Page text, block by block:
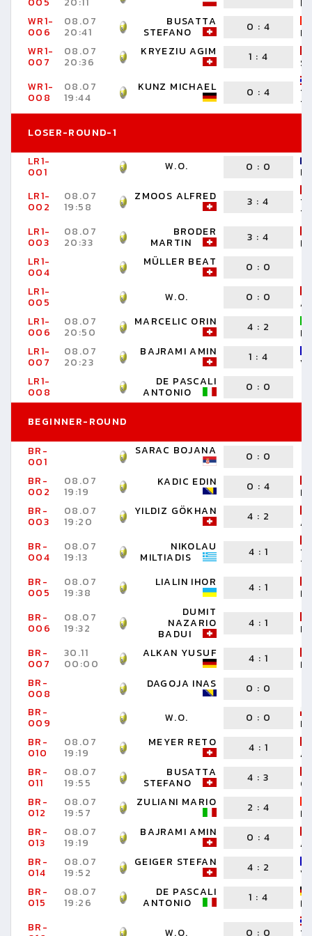
WR1-
006
08.07
20:41
BUSATTA
STEFANO 0 : 4
WR1-
007
08.07
20:36
KRYEZIU AGIM 1 : 4
WR1-
008
08.07
19:44
KUNZ MICHAEL 0 : 4
LOSER-ROUND-1
LR1-
001 W.O. 0 : 0
LR1-
002
08.07
19:58
ZMOOS ALFRED 3 :4
LR1-
003
08.07
20:33
BRODER
MARTIN 3 :4
LR1-
004
MÜLLER BEAT 0 : 0
LR1-
005 W.O. 0 : 0
LR1-
006
08.07
20:50
MARCELIC ORIN 4 : 2
LR1-
007
08.07
20:23
BAJRAMI AMIN 1 : 4
LR1-
008
DE PASCALI
ANTONIO 0 : 0
BEGINNER-ROUND
BR-
001
SARAC BOJANA 0 : 0
BR-
002
08.07
19:19
KADIC EDIN 0 : 4
BR-
003
08.07
19:20
YILDIZ GÖKHAN 4 : 2
BR-
004
08.07
19:13
NIKOLAU
MILTIADIS 4 : 1
BR-
005
08.07
19:38
LIALIN IHOR 4 : 1
BR-
006
08.07
19:32
DUMIT
NAZARIO
BADUI
4 : 1
BR-
007
30.11
00:00
ALKAN YUSUF 4 : 1
BR-
008
DAGOJA INAS 0 : 0
BR-
009 W.O. 0 : 0
BR-
010
08.07
19:19
MEYER RETO 4 : 1
BR-
011
08.07
19:55
BUSATTA
STEFANO 4 :3
BR-
012
08.07
19:57
ZULIANI MARIO 2 : 4
BR-
013
08.07
19:19
BAJRAMI AMIN 0 : 4
BR-
014
08.07
19:52
GEIGER STEFAN 4 : 2
BR-
015
08.07
19:26
DE PASCALI
ANTONIO 1 : 4
BR-
W.O. 0 : 0